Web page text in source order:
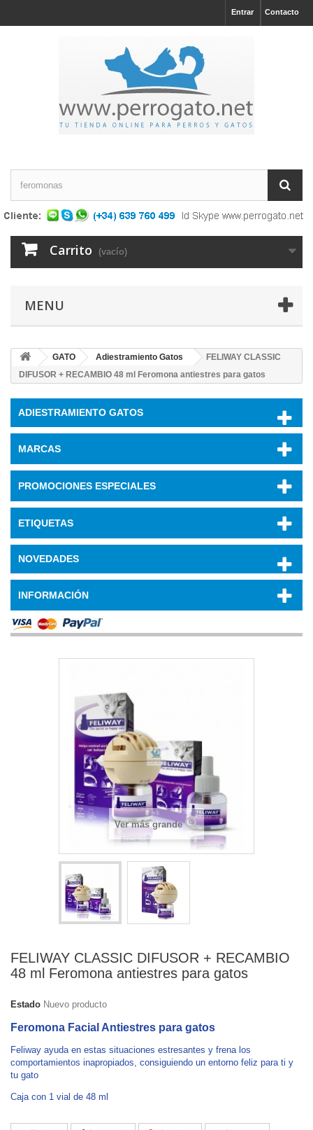
Contacto
Entrar
Carrito (vacío)
MENU
GATO Adiestramiento Gatos
FELIWAY CLASSIC
DIFUSOR + RECAMBIO 48 ml Feromona antiestres para gatos
ADIESTRAMIENTO GATOS
MARCAS
PROMOCIONES ESPECIALES
ETIQUETAS
NOVEDADES
INFORMACIÓN
Ver más grande
FELIWAY CLASSIC DIFUSOR + RECAMBIO
48 ml Feromona antiestres para gatos
Estado Nuevo producto
Feromona Facial Antiestres para gatos
Feliway ayuda en estas situaciones estresantes y frena los
comportamientos inapropiados, consiguiendo un entorno feliz para ti y
tu gato
Caja con 1 vial de 48 ml